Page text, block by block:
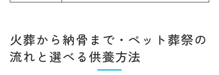
火葬から納骨まで・ペット葬祭の
流れと選べる供養方法